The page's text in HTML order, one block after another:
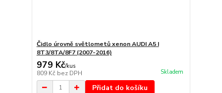
Čidlo úrovně světlometů xenon AUDI A5 I
8T3/8TA/8F7 (2007-2016)
979 Kč/kus
809 Kč bez DPH Skladem
Přidat do košíku